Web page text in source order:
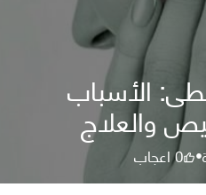
الأسباب
والعلاج
•
0اعجاب